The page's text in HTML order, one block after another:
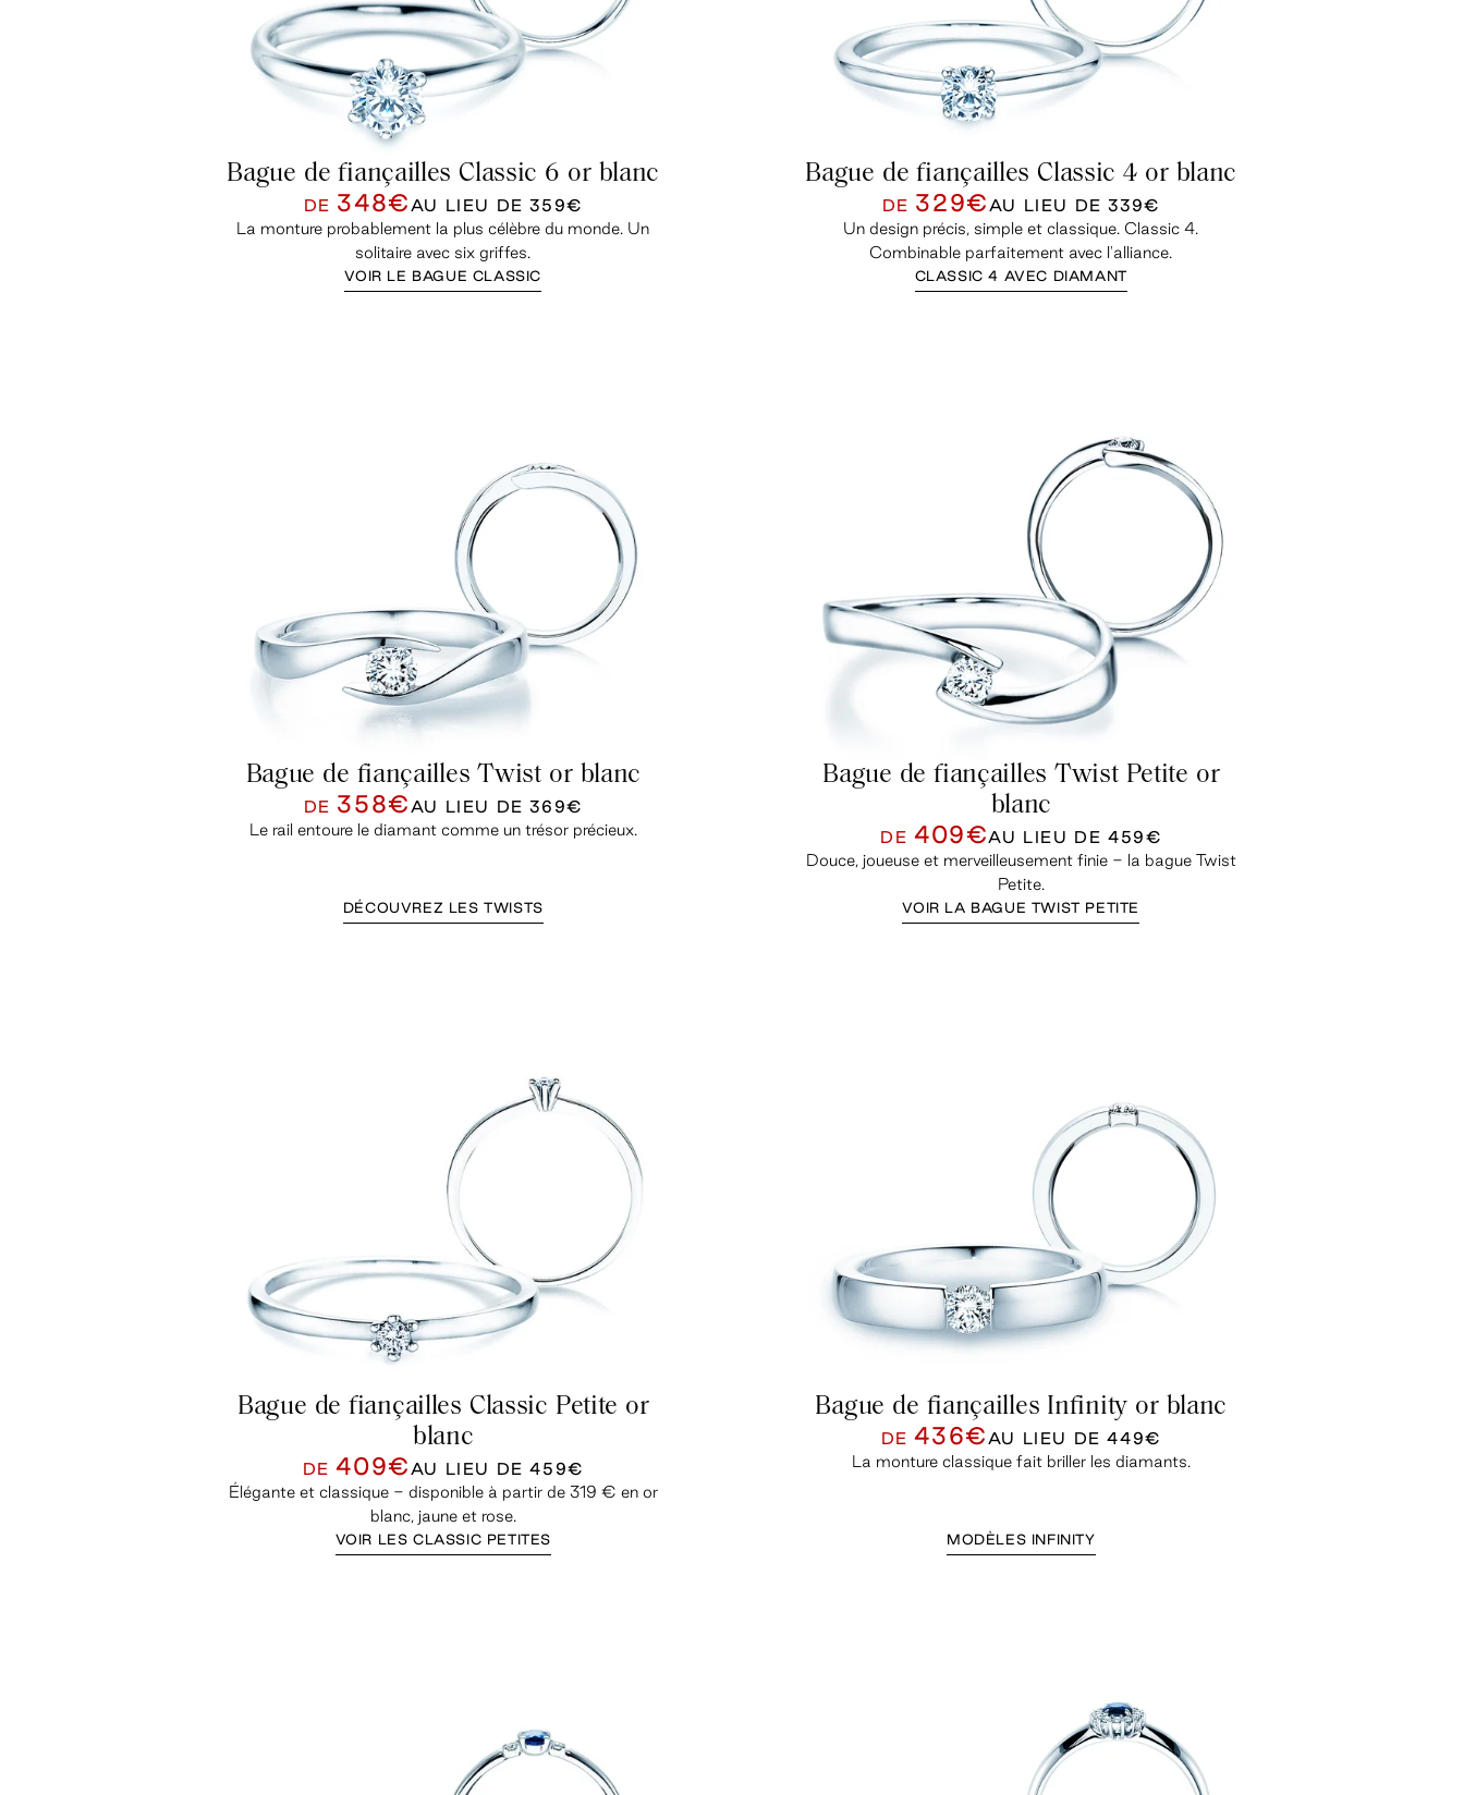
Bague de fiançailles Classic 6 or blanc
DE 348€ AU LIEU DE359€
La monture probablement la plus célèbre du monde. Un
solitaire avec six griffes.
VOIR LE BAGUE CLASSIC
Bague de fiançailles Classic 4 or blanc
DE 329€ AU LIEU DE339€
Un design précis, simple et classique. Classic 4.
Combinable parfaitement avec l'alliance.
CLASSIC 4 AVEC DIAMANT
Bague de fiançailles Twist or blanc
DE 358€ AU LIEU DE369€
Le rail entoure le diamant comme un trésor précieux.
DÉCOUVREZ LES TWISTS
Bague de fiançailles Twist Petite or
blanc
DE 409€AU LIEU DE 459€
Douce, joueuse et merveilleusement finie - la bague Twist
Petite.
VOIR LA BAGUE TWIST PETITE
Bague de fiançailles Classic Petite or
blanc
DE409€ AU LIEU DE459€
Élégante et classique - disponible à partir de 319 € en or
blanc, jaune et rose.
VOIR LES CLASSIC PETITES
Bague de fiançailles Infinity or blanc
DE436€ AU LIEU DE449€
La monture classique fait briller les diamants.
MODÈLES INFINITY